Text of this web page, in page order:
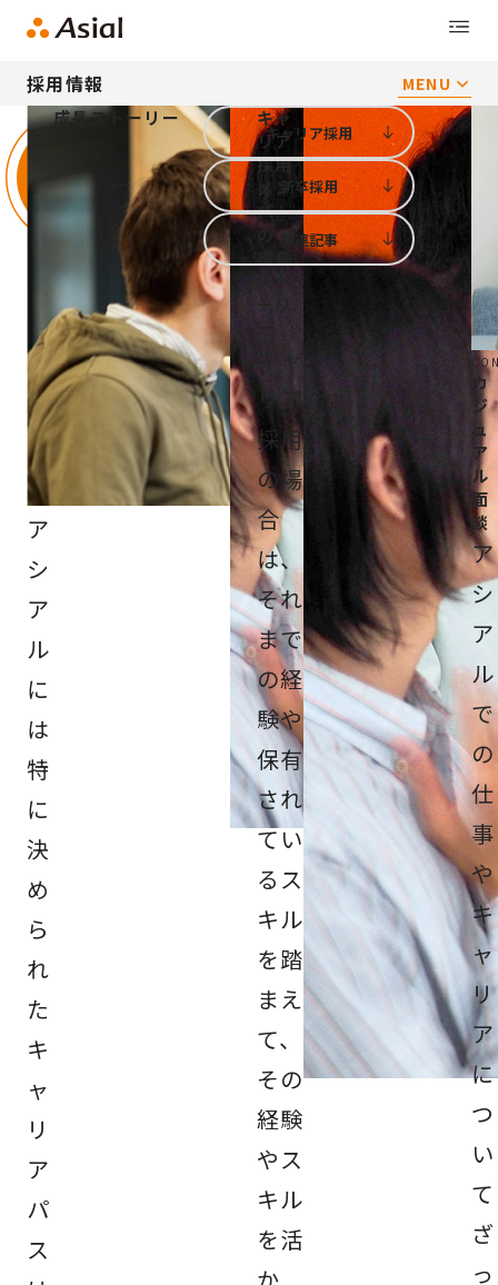
採用情報 MENU
成長ストーリー
キャリア採用
新卒採用
関連記事
ア
シ
ア
ル
に
は
特
に
決
め
ら
れ
た
キ
ャ
リ
ア
パ
ス
キャ
リア
採用
メン
バー
の
スト
ーリ
キャ
リア
採用
の場
合
は、
それ
まで
の経
験や
保有
され
てい
るス
キル
を踏
まえ
て、
その
経験
やス
キル
を活
カ
ジ
ュ
ア
ル
面
談
ア
シ
ア
ル
で
の
仕
事
や
キ
ャ
リ
ア
に
つ
い
て
ざ
っ